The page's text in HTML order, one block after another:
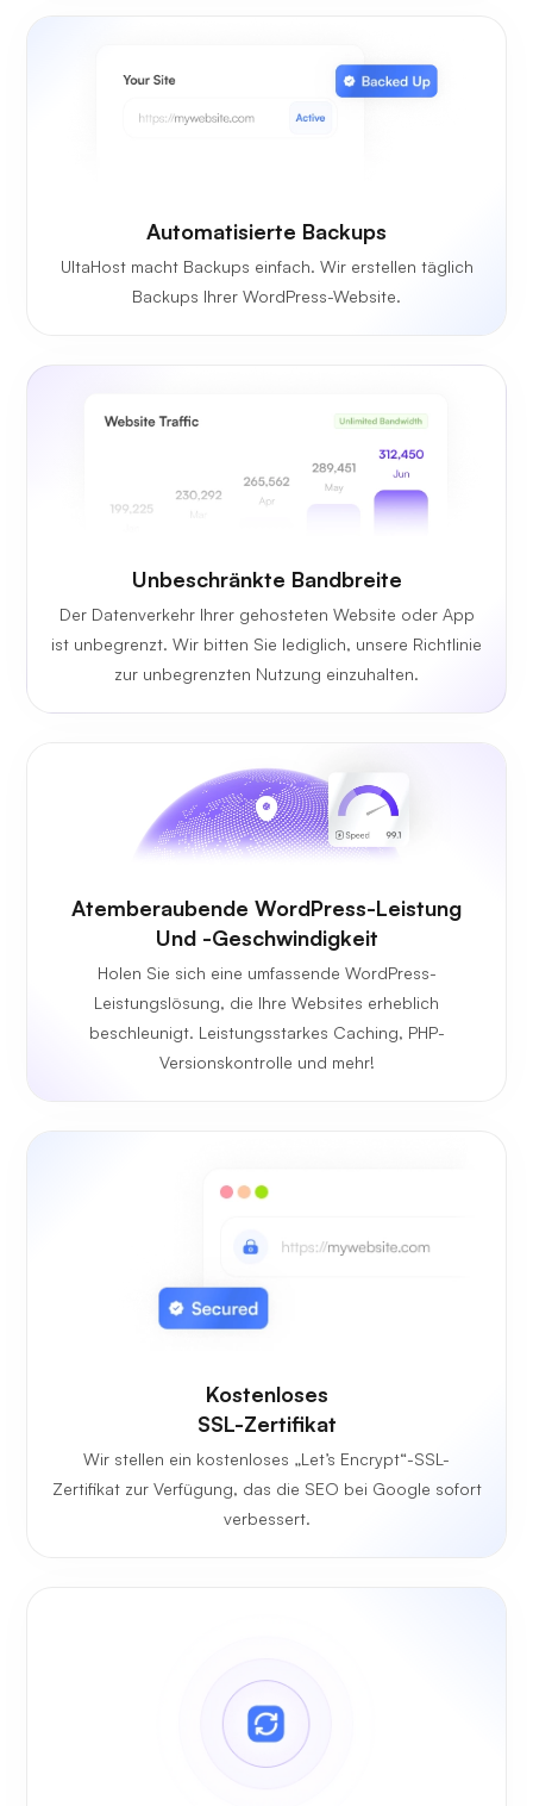
Automatisierte Backups
UltaHost macht Backups einfach. Wir erstellen täglich
Backups Ihrer WordPress-Website.
Unbeschränkte Bandbreite
Der Datenverkehr Ihrer gehosteten Website oder App
ist unbegrenzt. Wir bitten Sie lediglich, unsere Richtlinie
zur unbegrenzten Nutzung einzuhalten.
Atemberaubende WordPress-Leistung
Und -Geschwindigkeit
Holen Sie sich eine umfassende WordPress-
Leistungslösung, die Ihre Websites erheblich
beschleunigt. Leistungsstarkes Caching, PHP-
Versionskontrolle und mehr!
Kostenloses
SSL-Zertifikat
Wir stellen ein kostenloses „Let’s Encrypt“-SSL-
Zertifikat zur Verfügung, das die SEO bei Google sofort
verbessert.